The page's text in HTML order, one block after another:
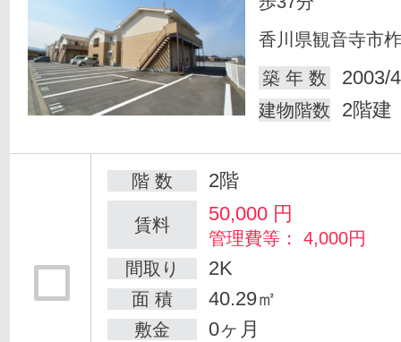
香川県観音寺市
築 年 数
2003/
建物階数 2階建
階 数 2階
賃料 50,000 円
管理費等： 4,000円
間取り
2K
面 積 40.29㎡
敷金 0ヶ月